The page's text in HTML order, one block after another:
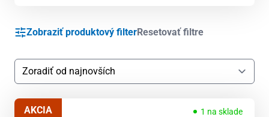
Zobraziť produktový filterResetovať filtre
1 na sklade
AKCIA